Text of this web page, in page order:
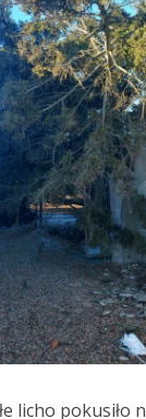
licho pokusiło